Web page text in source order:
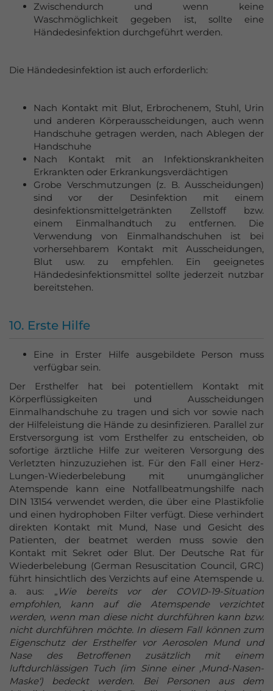
Zwischendurch und wenn keine
Waschmöglichkeit gegeben ist, sollte eine
Händedesinfektion durchgeführt werden.
Die Händedesinfektion ist auch erforderlich:
Nach Kontakt mit Blut, Erbrochenem, Stuhl, Urin
und anderen Körperausscheidungen, auch wenn
Handschuhe getragen werden, nach Ablegen der
Handschuhe
Nach Kontakt mit an Infektionskrankheiten
Erkrankten oder Erkrankungsverdächtigen
Grobe Verschmutzungen (z. B. Ausscheidungen)
sind vor der Desinfektion mit einem
desinfektionsmittelgetränkten Zellstoff bzw.
einem Einmalhandtuch zu entfernen. Die
Verwendung von Einmalhandschuhen ist bei
vorhersehbarem Kontakt mit Ausscheidungen,
Blut usw. zu empfehlen. Ein geeignetes
Händedesinfektionsmittel sollte jederzeit nutzbar
bereitstehen.
10. Erste Hilfe
Eine in Erster Hilfe ausgebildete Person muss
verfügbar sein.
Der Ersthelfer hat bei potentiellem Kontakt mit
Körperflüssigkeiten und Ausscheidungen
Einmalhandschuhe zu tragen und sich vor sowie nach
der Hilfeleistung die Hände zu desinfizieren. Parallel zur
Erstversorgung ist vom Ersthelfer zu entscheiden, ob
sofortige ärztliche Hilfe zur weiteren Versorgung des
Verletzten hinzuzuziehen ist. Für den Fall einer Herz-
Lungen-Wiederbelebung mit unumgänglicher
Atemspende kann eine Notfallbeatmungshilfe nach
DIN 13154 verwendet werden, die über eine Plastikfolie
und einen hydrophoben Filter verfügt. Diese verhindert
direkten Kontakt mit Mund, Nase und Gesicht des
Patienten, der beatmet werden muss sowie den
Kontakt mit Sekret oder Blut. Der Deutsche Rat für
Wiederbelebung (German Resuscitation Council, GRC)
führt hinsichtlich des Verzichts auf eine Atemspende u.
a. aus: „ Wie bereits vor der COVID-19-Situation
empfohlen, kann auf die Atemspende verzichtet
werden, wenn man diese nicht durchführen kann bzw.
nicht durchführen möchte. In diesem Fall können zum
Eigenschutz der Ersthelfer vor Aerosolen Mund und
Nase des Betroffenen zusätzlich mit einem
luftdurchlässigen Tuch (im Sinne einer ‚Mund-Nasen-
Maske‘) bedeckt werden. Bei Personen aus dem